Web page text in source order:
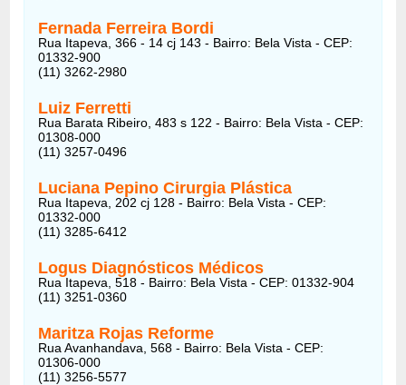
Fernada Ferreira Bordi
Rua Itapeva, 366 - 14 cj 143 - Bairro: Bela Vista - CEP:
01332-900
(11) 3262-2980
Luiz Ferretti
Rua Barata Ribeiro, 483 s 122 - Bairro: Bela Vista - CEP:
01308-000
(11) 3257-0496
Luciana Pepino Cirurgia Plástica
Rua Itapeva, 202 cj 128 - Bairro: Bela Vista - CEP:
01332-000
(11) 3285-6412
Logus Diagnósticos Médicos
Rua Itapeva, 518 - Bairro: Bela Vista - CEP: 01332-904
(11) 3251-0360
Maritza Rojas Reforme
Rua Avanhandava, 568 - Bairro: Bela Vista - CEP:
01306-000
(11) 3256-5577